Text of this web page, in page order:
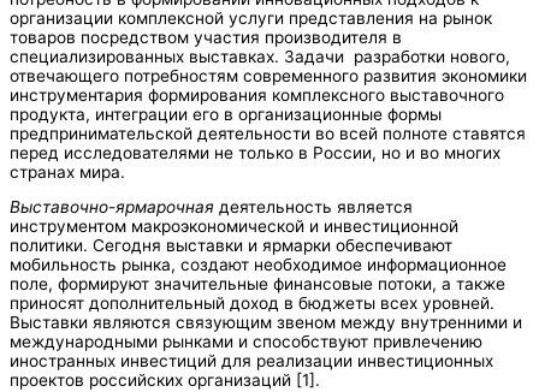
организации комплексной услуги представления на рынок
товаров посредством участия производителя в
специализированных выставках. Задачи разработки нового,
отвечающего потребностям современного развития экономики
инструментария формирования комплексного выставочного
продукта, интеграции его в организационные формы
предпринимательской деятельности во всей полноте ставятся
перед исследователями не только в России, но и во многих
странах мира.
Выставочно-ярмарочная деятельность является
инструментом макроэкономической и инвестиционной
политики. Сегодня выставки и ярмарки обеспечивают
мобильность рынка, создают необходимое информационное
поле, формируют значительные финансовые потоки, а также
приносят дополнительный доход в бюджеты всех уровней.
Выставки являются связующим звеном между внутренними и
международными рынками и способствуют привлечению
иностранных инвестиций для реализации инвестиционных
проектов российских организаций [1].